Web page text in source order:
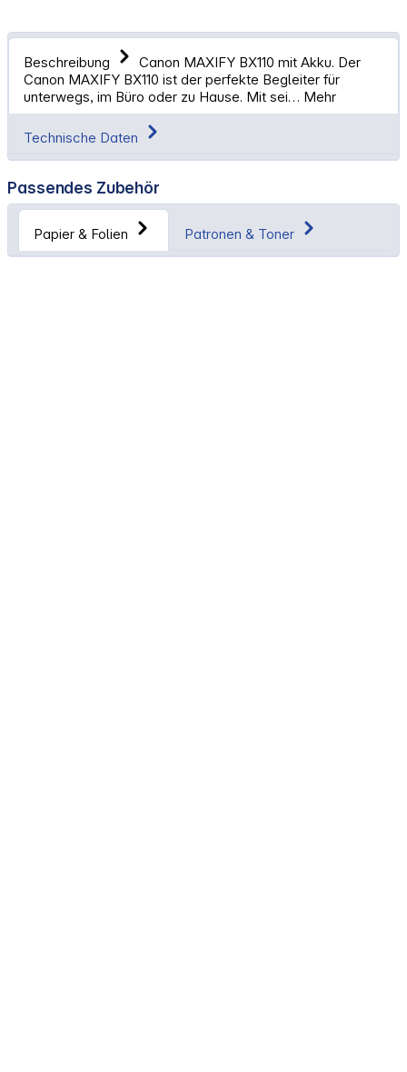
Beschreibung
Canon MAXIFY BX110 mit Akku. Der
Canon MAXIFY BX110 ist der perfekte Begleiter für
unterwegs, im Büro oder zu Hause. Mit sei… Mehr
Technische Daten
Passendes Zubehör
Papier & Folien Patronen & Toner